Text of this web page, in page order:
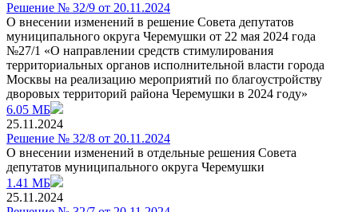
Решение № 32/9 от 20.11.2024
О внесении изменений в решение Совета депутатов
муниципального округа Черемушки от 22 мая 2024 года
№27/1 «О направлении средств стимулирования
территориальных органов исполнительной власти города
Москвы на реализацию мероприятий по благоустройству
дворовых территорий района Черемушки в 2024 году»
6.05 МБ
25.11.2024
Решение № 32/8 от 20.11.2024
О внесении изменений в отдельные решения Совета
депутатов муниципального округа Черемушки
1.41 МБ
25.11.2024